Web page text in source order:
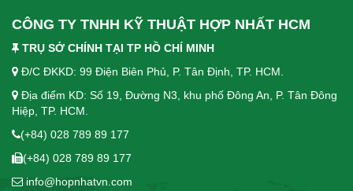
CÔNG TY TNHH KỸ THUẬT HỢP NHẤT HCM
TRỤ SỞ CHÍNH TẠI TP HỒ CHÍ MINH
Đ/C ĐKKD: 99 Điện Biên Phủ, P. Tân Định, TP. HCM.
Địa điểm KD: Số 19, Đường N3, khu phố Đông An, P. Tân Đông
Hiệp, TP. HCM.
(+84) 028 789 89 177
(+84) 028 789 89 177
info@hopnhatvn.com